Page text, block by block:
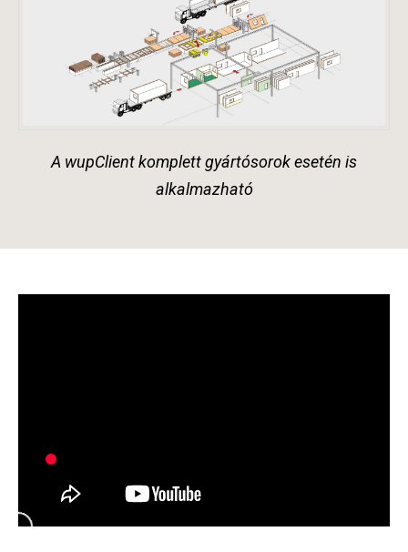
A wupClient komplett gyártósorok esetén is
alkalmazható